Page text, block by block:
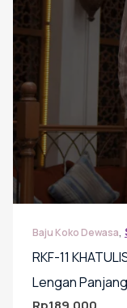
Baju Koko Dewasa,
RKF-11
Lengan